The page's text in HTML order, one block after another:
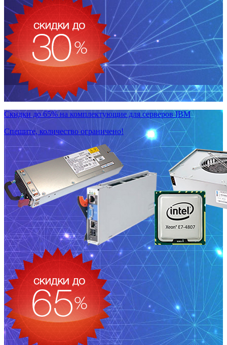
Скидки до 65% на комплектующие для серверов IBM
Спешите, количество ограничено!